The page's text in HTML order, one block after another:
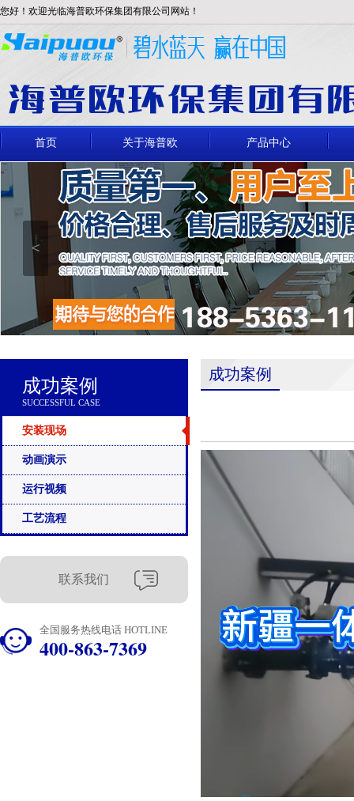
您好！欢迎光临海普欧环保集团有限公司网站！
首页 关于海普欧 产品中心
<
成功案例
SUCCESSFUL CASE
安装现场
动画演示
运行视频
工艺流程
联系我们
全国服务热线电话 HOTLINE
400-863-7369
成功案例